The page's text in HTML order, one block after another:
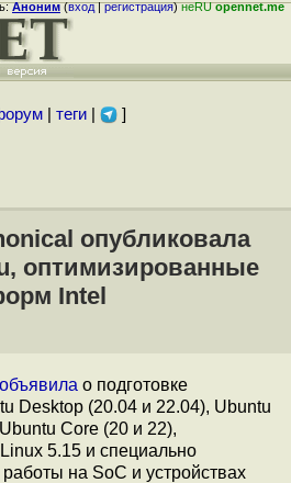
Аноним(вход|регистрация)неRUopennet.me
| теги| ]
опубликовала
оптимизированные
Intel
объявила о подготовке
Desktop (20.04 и 22.04), Ubuntu
Core (20 и 22),
5.15 и специально
на SoC и устройствах